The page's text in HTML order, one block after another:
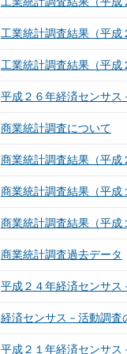
工業統計調査結果（平成
工業統計調査結果（平成
平成２６年経済センサス
商業統計調査について
商業統計調査結果（平成
商業統計調査結果（平成
商業統計調査結果（平成
商業統計調査過去データ
平成２４年経済センサ
経済センサス－活動調査
平成２１年経済センサス